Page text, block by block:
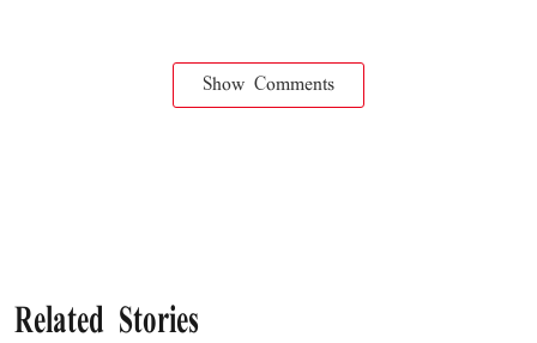
Show Comments
Related Stories